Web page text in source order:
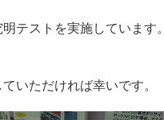
テストを実施しています。
いただければ幸いです。